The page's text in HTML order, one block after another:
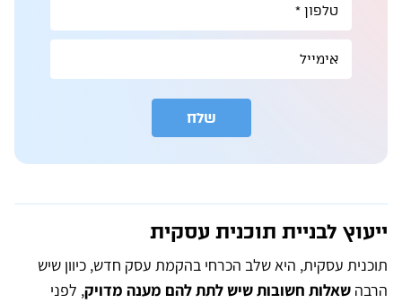
שלח
r
i
v
ייעוץ לבניית תוכנית עסקית
תוכנית עסקית, היא שלב הכרחי בהקמת עסק חדש, כיוון שיש
הרבה שאלות חשובות שיש לתת להם מענה מדויק, לפני